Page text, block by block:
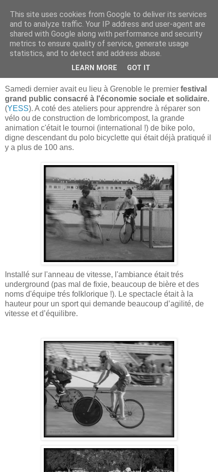
Bougez Autrement
mardi 14 septembre 2010
Polo BIOcyclette...
Samedi dernier avait eu lieu à Grenoble le premier festival
grand public consacré à l'économie sociale et solidaire.
(YESS). A coté des ateliers pour apprendre à réparer son
vélo ou de construction de lombricompost, la grande
animation c'était le tournoi (international !) de bike polo,
digne descendant du polo bicyclette qui était déjà pratiqué il
y a plus de 100 ans.
Installé sur l'anneau de vitesse, l'ambiance était trés
underground (pas mal de fixie, beaucoup de bière et des
noms d'équipe trés folklorique !). Le spectacle était à la
hauteur pour un sport qui demande beaucoup d’agilité, de
vitesse et d’équilibre.
This site uses cookies from Google to deliver its services
and to analyze traffic. Your IP address and user-agent are
shared with Google along with performance and security
metrics to ensure quality of service, generate usage
statistics, and to detect and address abuse.
LEARN MORE GOT IT